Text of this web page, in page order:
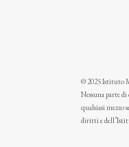
© 2025 Istituto
Nessuna parte
qualsiasi mezzo
diritti e